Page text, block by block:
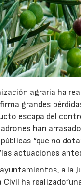
agraria ha
grandes
escapa del
han
“que no
actuaciones
a la
Civil ha